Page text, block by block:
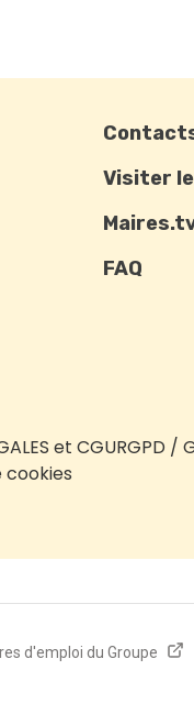
Visiter
FAQ
et CGURGPD /